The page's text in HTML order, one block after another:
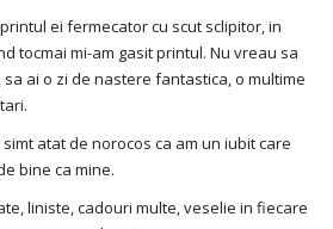
ei fermecator cu scut sclipitor, in
tocmai mi-am gasit printul. Nu vreau sa
ai o zi de nastere fantastica, o multime
atat de norocos ca am un iubit care
bine ca mine.
liniste, cadouri multe, veselie in fiecare